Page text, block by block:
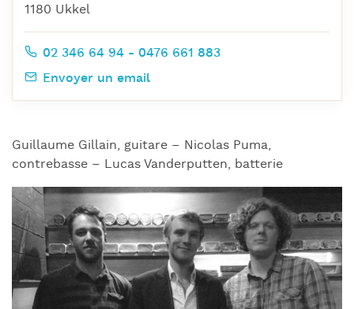
Guillaume Gillain, guitare – Nicolas Puma,
contrebasse – Lucas Vanderputten, batterie
1180 Ukkel
02 346 64 94 - 0476 661 883
Envoyer un email